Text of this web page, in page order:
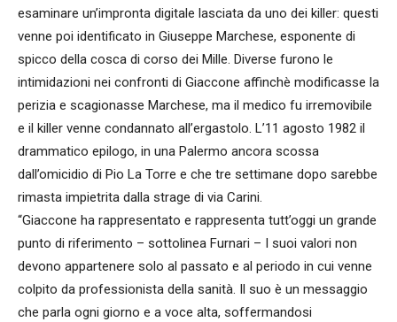
esaminare un’impronta digitale lasciata da uno dei killer: questi
venne poi identificato in Giuseppe Marchese, esponente di
spicco della cosca di corso dei Mille. Diverse furono le
intimidazioni nei confronti di Giaccone affinchè modificasse la
perizia e scagionasse Marchese, ma il medico fu irremovibile
e il killer venne condannato all’ergastolo. L’11 agosto 1982 il
drammatico epilogo, in una Palermo ancora scossa
dall’omicidio di Pio La Torre e che tre settimane dopo sarebbe
rimasta impietrita dalla strage di via Carini.
“Giaccone ha rappresentato e rappresenta tutt’oggi un grande
punto di riferimento – sottolinea Furnari – I suoi valori non
devono appartenere solo al passato e al periodo in cui venne
colpito da professionista della sanità. Il suo è un messaggio
che parla ogni giorno e a voce alta, soffermandosi